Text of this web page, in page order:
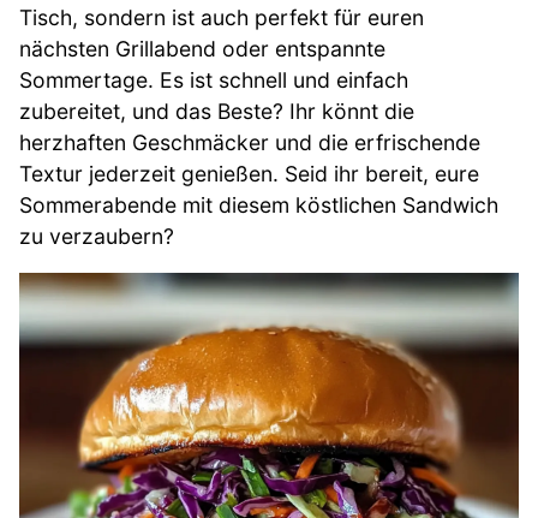
Tisch, sondern ist auch perfekt für euren
nächsten Grillabend oder entspannte
Sommertage. Es ist schnell und einfach
zubereitet, und das Beste? Ihr könnt die
herzhaften Geschmäcker und die erfrischende
Textur jederzeit genießen. Seid ihr bereit, eure
Sommerabende mit diesem köstlichen Sandwich
zu verzaubern?